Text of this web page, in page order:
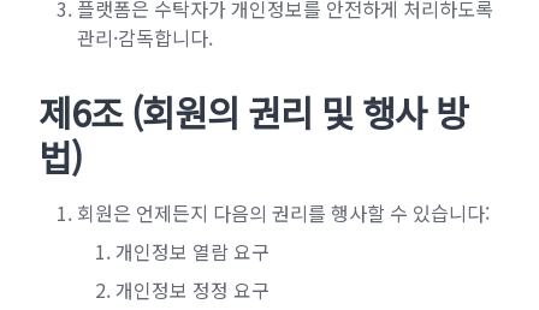
플랫폼은 수탁자가 개인정보를 안전하게 처리하도록
관리·감독합니다.
제6조 (회원의 권리 및 행사 방
법)
회원은 언제든지 다음의 권리를 행사할 수 있습니다:
개인정보 열람 요구
개인정보 정정 요구